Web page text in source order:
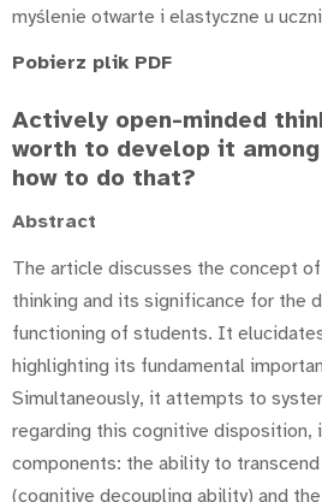
myślenie otwarte i elastyczne u
Pobierz plik PDF
Actively open-minded
worth to develop it
how to do that?
Abstract
The article discusses the concept
thinking and its significance for the
functioning of students. It
highlighting its fundamental
Simultaneously, it attempts to
regarding this cognitive disposition,
components: the ability to
(cognitive decoupling ability) and